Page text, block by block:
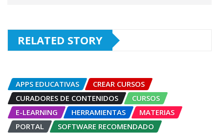
RELATED STORY
APPS EDUCATIVAS
CREAR CURSOS
CURADORES DE CONTENIDOS
CURSOS
E-LEARNING
HERRAMIENTAS
MATERIAS
PORTAL
SOFTWARE RECOMENDADO